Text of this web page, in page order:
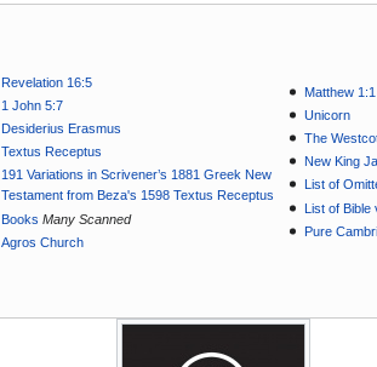
Revelation 16:5
1 John 5:7
Desiderius Erasmus
Textus Receptus
191 Variations in Scrivener’s 1881 Greek New
Testament from Beza's 1598 Textus Receptus
Books Many Scanned
Agros Church
Matthew 1:1
Unicorn
The
New King
List of
List of Bible
Pure